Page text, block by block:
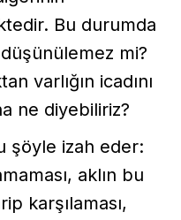
Bu durumda
mi?
varlığın icadını
ne diyebiliriz?
şöyle izah eder:
aklın bu
karşılaması,